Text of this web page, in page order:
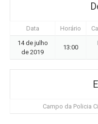
Data Horário
14 de julho
de 2019
13:00
Campo da Policia